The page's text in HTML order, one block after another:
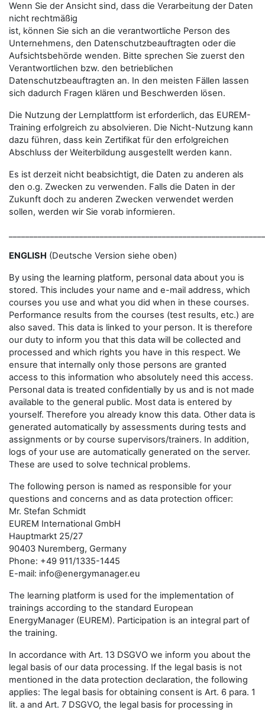
Wenn Sie der Ansicht sind, dass die Verarbeitung der Daten
nicht rechtmäßig
ist, können Sie sich an die verantwortliche Person des
Unternehmens, den Datenschutzbeauftragten oder die
Aufsichtsbehörde wenden. Bitte sprechen Sie zuerst den
Verantwortlichen bzw. den betrieblichen
Datenschutzbeauftragten an. In den meisten Fällen lassen
sich dadurch Fragen klären und Beschwerden lösen.
Die Nutzung der Lernplattform ist erforderlich, das EUREM-
Training erfolgreich zu absolvieren. Die Nicht-Nutzung kann
dazu führen, dass kein Zertifikat für den erfolgreichen
Abschluss der Weiterbildung ausgestellt werden kann.
Es ist derzeit nicht beabsichtigt, die Daten zu anderen als
den o.g. Zwecken zu verwenden. Falls die Daten in der
Zukunft doch zu anderen Zwecken verwendet werden
sollen, werden wir Sie vorab informieren.
ENGLISH (Deutsche Version siehe oben)
By using the learning platform, personal data about you is
stored. This includes your name and e-mail address, which
courses you use and what you did when in these courses.
Performance results from the courses (test results, etc.) are
also saved. This data is linked to your person. It is therefore
our duty to inform you that this data will be collected and
processed and which rights you have in this respect. We
ensure that internally only those persons are granted
access to this information who absolutely need this access.
Personal data is treated confidentially by us and is not made
available to the general public. Most data is entered by
yourself. Therefore you already know this data. Other data is
generated automatically by assessments during tests and
assignments or by course supervisors/trainers. In addition,
logs of your use are automatically generated on the server.
These are used to solve technical problems.
The following person is named as responsible for your
questions and concerns and as data protection officer:
Mr. Stefan Schmidt
EUREM International GmbH
Hauptmarkt 25/27
90403 Nuremberg, Germany
Phone: +49 911/1335-1445
E-mail: info@energymanager.eu
The learning platform is used for the implementation of
trainings according to the standard European
EnergyManager (EUREM). Participation is an integral part of
the training.
In accordance with Art. 13 DSGVO we inform you about the
legal basis of our data processing. If the legal basis is not
mentioned in the data protection declaration, the following
applies: The legal basis for obtaining consent is Art. 6 para. 1
lit. a and Art. 7 DSGVO, the legal basis for processing in